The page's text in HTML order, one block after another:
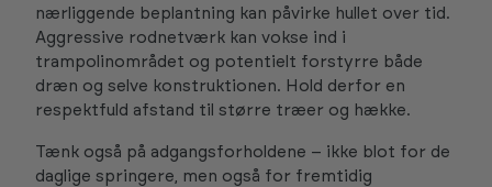
nærliggende beplantning kan påvirke hullet over tid.
Aggressive rodnetværk kan vokse ind i
trampolinområdet og potentielt forstyrre både
dræn og selve konstruktionen. Hold derfor en
respektfuld afstand til større træer og hække.
Tænk også på adgangsforholdene – ikke blot for de
daglige springere, men også for fremtidig